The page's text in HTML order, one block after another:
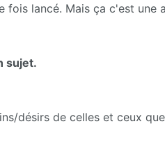
lancé. Mais ça c'est une
sujet.
désirs de celles et ceux